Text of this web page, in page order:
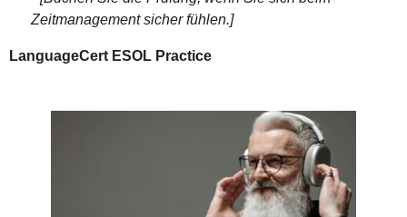
Zeitmanagement sicher fühlen.]
LanguageCert ESOL Practice